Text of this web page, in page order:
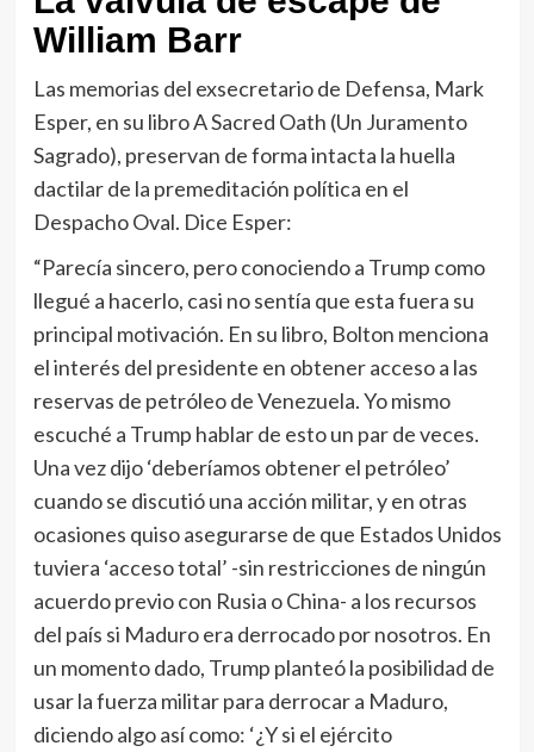
William Barr
Las memorias del exsecretario de Defensa, Mark
Esper, en su libro A Sacred Oath (Un Juramento
Sagrado), preservan de forma intacta la huella
dactilar de la premeditación política en el
Despacho Oval. Dice Esper:
“Parecía sincero, pero conociendo a Trump como
llegué a hacerlo, casi no sentía que esta fuera su
principal motivación. En su libro, Bolton menciona
el interés del presidente en obtener acceso a las
reservas de petróleo de Venezuela. Yo mismo
escuché a Trump hablar de esto un par de veces.
Una vez dijo ‘deberíamos obtener el petróleo’
cuando se discutió una acción militar, y en otras
ocasiones quiso asegurarse de que Estados Unidos
tuviera ‘acceso total’ -sin restricciones de ningún
acuerdo previo con Rusia o China- a los recursos
del país si Maduro era derrocado por nosotros. En
un momento dado, Trump planteó la posibilidad de
usar la fuerza militar para derrocar a Maduro,
diciendo algo así como: ‘¿Y si el ejército